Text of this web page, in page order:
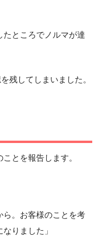
たところでノルマが達
残してしまいました。
とを報告します。
ら。お客様のことを考
りました」